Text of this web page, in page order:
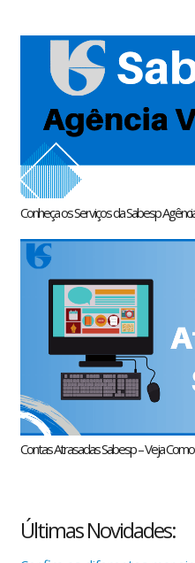
Conheça os Serviços da Sabesp
Contas Atrasadas Sabesp – Veja Como
Últimas Novidades: